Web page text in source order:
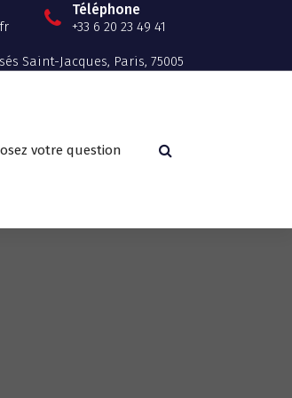
Téléphone
+33 6 20 23 49 41
Saint-Jacques, Paris, 75005
votre question